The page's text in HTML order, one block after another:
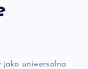
jako uniwersalna